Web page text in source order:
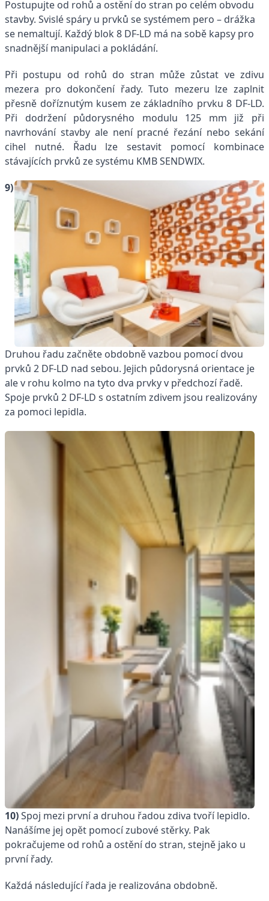
Postupujte od rohů a ostění do stran po celém obvodu
stavby. Svislé spáry u prvků se systémem pero – drážka
se nemaltují. Každý blok 8 DF-LD má na sobě kapsy pro
snadnější manipulaci a pokládání.
Při postupu od rohů do stran může zůstat ve zdivu
mezera pro dokončení řady. Tuto mezeru lze zaplnit
přesně doříznutým kusem ze základního prvku 8 DF-LD.
Při dodržení půdorysného modulu 125 mm již při
navrhování stavby ale není pracné řezání nebo sekání
cihel nutné. Řadu lze sestavit pomocí kombinace
stávajících prvků ze systému KMB SENDWIX.
9)
Druhou řadu začněte obdobně vazbou pomocí dvou
prvků 2 DF-LD nad sebou. Jejich půdorysná orientace je
ale v rohu kolmo na tyto dva prvky v předchozí řadě.
Spoje prvků 2 DF-LD s ostatním zdivem jsou realizovány
za pomoci lepidla.
10)Spoj mezi první a druhou řadou zdiva tvoří lepidlo.
Nanášíme jej opět pomocí zubové stěrky. Pak
pokračujeme od rohů a ostění do stran, stejně jako u
první řady.
Každá následující řada je realizována obdobně.